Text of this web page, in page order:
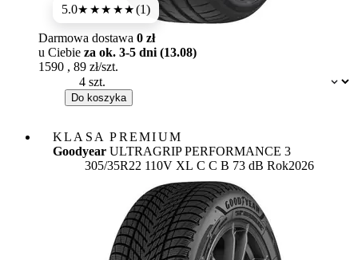
5.0★★★★★(1)
Dostępność:
Darmowa dostawa 0 zł
u Ciebie za ok. 3-5 dni (13.08)
1590 , 89 zł/szt.
Do koszyka
KLASA PREMIUM
Goodyear ULTRAGRIP PERFORMANCE 3
305/35R22 110V XL Etykieta:
C C B 73 dB Rok2026